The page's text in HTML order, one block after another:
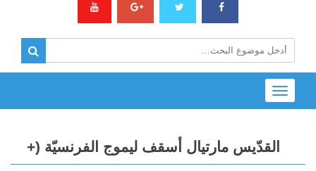
Toggle
navigation
القدّيس مارتيال أسقف ليموج الفرنسيّة (+